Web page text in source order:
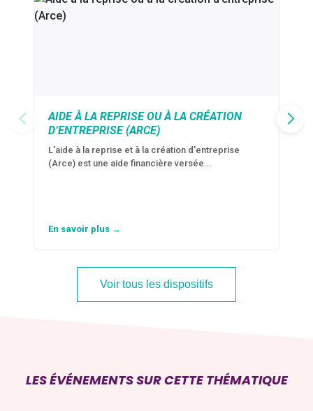
AIDE À LA REPRISE OU À LA CRÉATION
D’ENTREPRISE (ARCE)
L'aide à la reprise et à la création d'entreprise
(Arce) est une aide financière versée…
En savoir plus →
Voir tous les dispositifs
LES ÉVÉNEMENTS SUR CETTE THÉMATIQUE